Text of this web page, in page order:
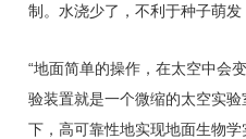
制。水浇少了，不利于种子萌发
“地面简单的操作，在太空中会
验装置就是一个微缩的太空实
下，高可靠性地实现地面生物学